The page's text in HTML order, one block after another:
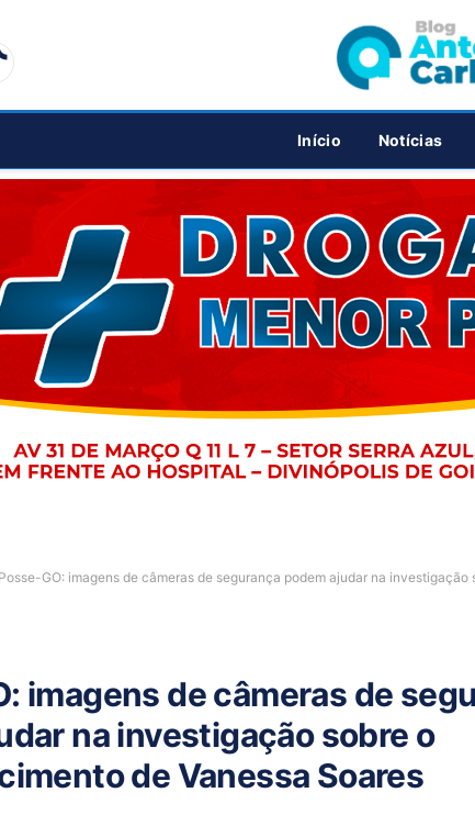
Início Notícias
Posse-GO: imagens de câmeras de segurança podem ajudar na
imagens de câmeras de
na investigação sobre o
de Vanessa Soares